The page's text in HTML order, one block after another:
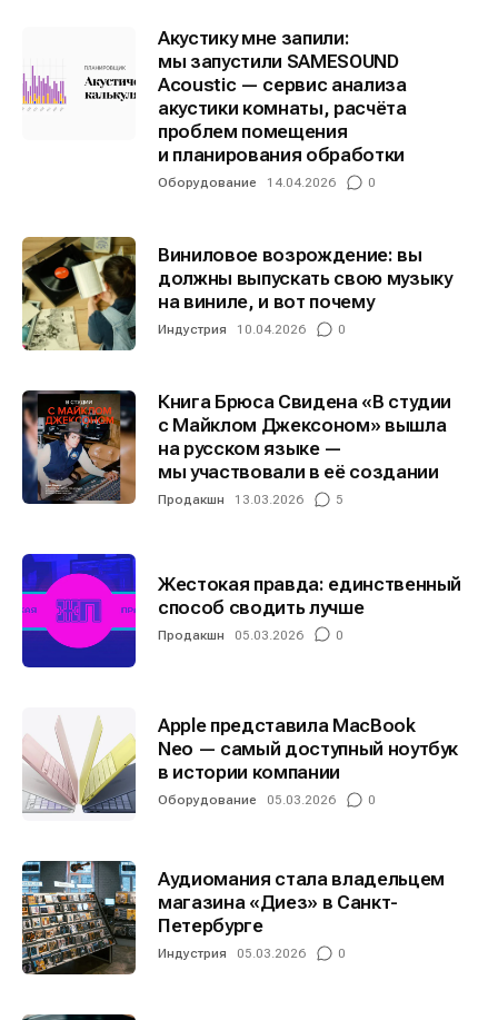
Информация
Реклама
Редакционная политика (в разработке)
Предложение новостей Помощь проекту
Информация
Реклама
Редакционная политика (в разработке)
Предложение новостей Помощь проекту
Акустику мне запили:
мы запустили SAMESOUND
Acoustic — сервис анализа
акустики комнаты, расчёта
проблем помещения
и планирования обработки
Оборудование 14.04.2026 0
Виниловое возрождение: вы
должны выпускать свою музыку
на виниле, и вот почему
Индустрия 10.04.2026 0
Книга Брюса Свидена «В студии
с Майклом Джексоном» вышла
на русском языке —
мы участвовали в её создании
Продакшн 13.03.2026 5
Жестокая правда: единственный
способ сводить лучше
Продакшн 05.03.2026 0
Apple представила MacBook
Neo — самый доступный ноутбук
в истории компании
Оборудование 05.03.2026 0
Аудиомания стала владельцем
магазина «Диез» в Санкт-
Петербурге
Индустрия 05.03.2026 0